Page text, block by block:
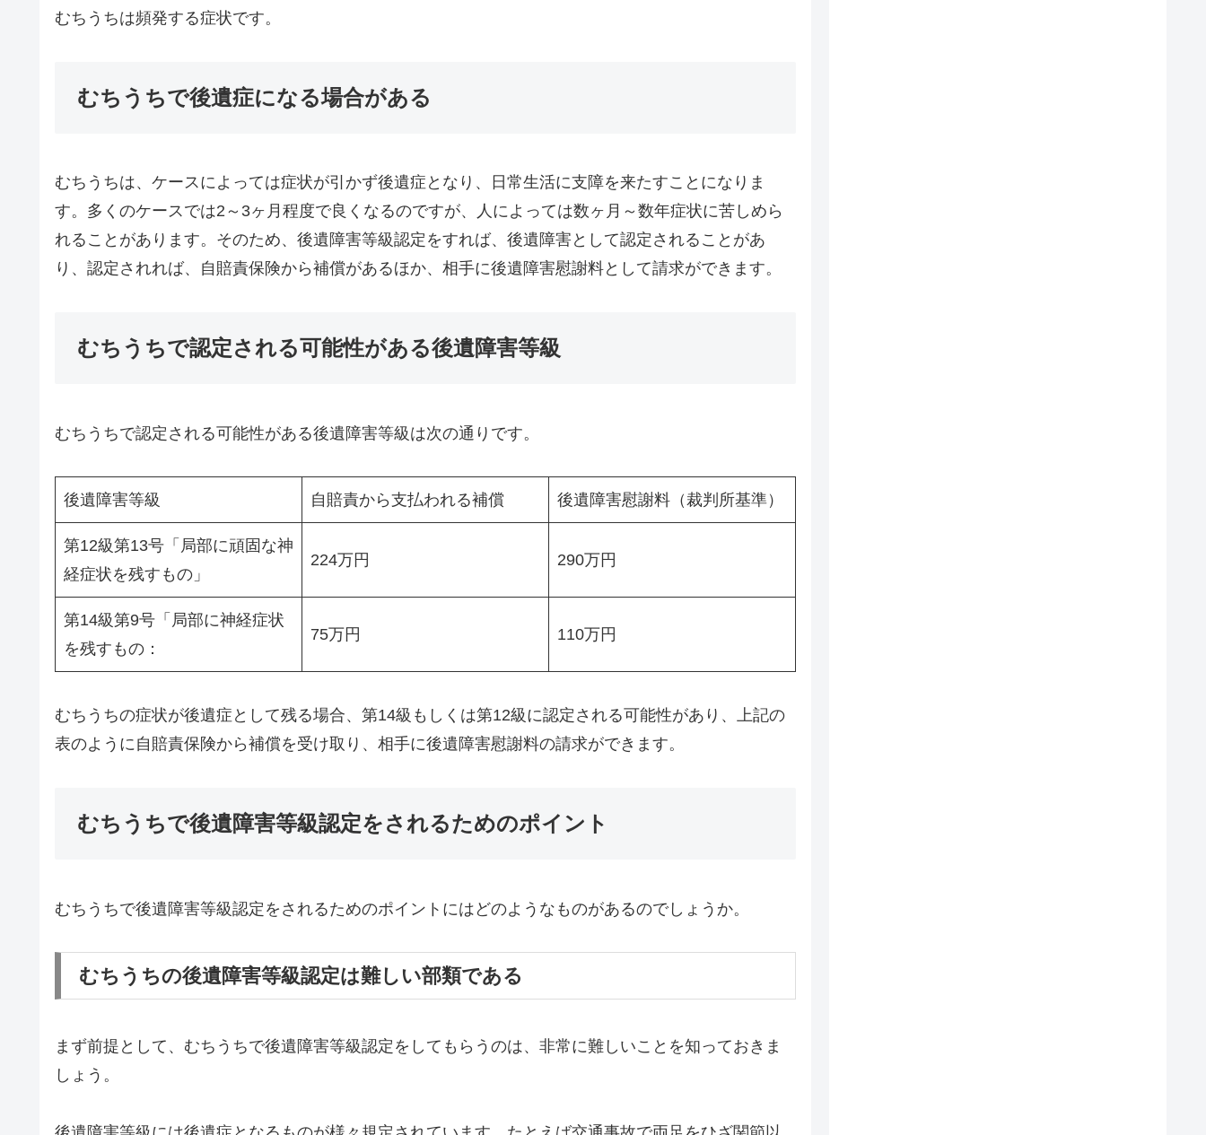
むちうちは頻発する症状です。
むちうちで後遺症になる場合がある
むちうちは、ケースによっては症状が引かず後遺症となり、日常生活に支障を来たすことになりま
す。多くのケースでは2～3ヶ月程度で良くなるのですが、人によっては数ヶ月～数年症状に苦しめら
れることがあります。そのため、後遺障害等級認定をすれば、後遺障害として認定されることがあ
り、認定されれば、自賠責保険から補償があるほか、相手に後遺障害慰謝料として請求ができます。
むちうちで認定される可能性がある後遺障害等級
むちうちで認定される可能性がある後遺障害等級は次の通りです。
後遺障害等級 自賠責から支払われる補償 後遺障害慰謝料（裁判所基準）
第12級第13号「局部に頑固な神
経症状を残すもの」
224万円 290万円
第14級第9号「局部に神経症状
を残すもの：
75万円 110万円
むちうちの症状が後遺症として残る場合、第14級もしくは第12級に認定される可能性があり、上記の
表のように自賠責保険から補償を受け取り、相手に後遺障害慰謝料の請求ができます。
むちうちで後遺障害等級認定をされるためのポイント
むちうちで後遺障害等級認定をされるためのポイントにはどのようなものがあるのでしょうか。
むちうちの後遺障害等級認定は難しい部類である
まず前提として、むちうちで後遺障害等級認定をしてもらうのは、非常に難しいことを知っておきま
しょう。